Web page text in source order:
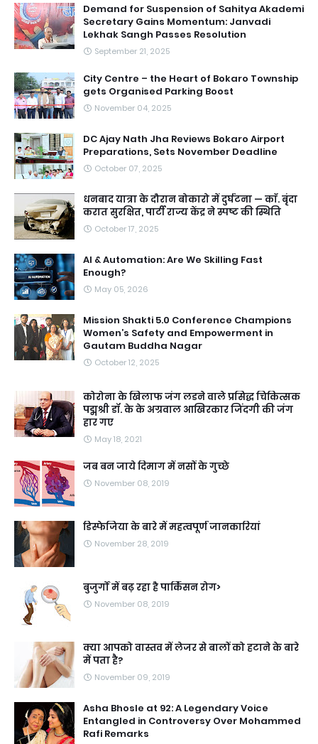
Demand for Suspension of Sahitya Akademi
Secretary Gains Momentum: Janvadi
Lekhak Sangh Passes Resolution
September 21, 2025
City Centre – the Heart of Bokaro Township
gets Organised Parking Boost
November 04, 2025
DC Ajay Nath Jha Reviews Bokaro Airport
Preparations, Sets November Deadline
October 07, 2025
धनबाद यात्रा के दौरान बोकारो में दुर्घटना — काॅ. बृंदा
करात सुरक्षित, पार्टी राज्य केंद्र ने स्पष्ट की स्थिति
October 17, 2025
AI & Automation: Are We Skilling Fast
Enough?
May 05, 2026
Mission Shakti 5.0 Conference Champions
Women’s Safety and Empowerment in
Gautam Buddha Nagar
October 12, 2025
कोरोना के खिलाफ जंग लडने वाले प्रसिद्ध चिकित्सक
पद्मश्री डॉ. के के अग्रवाल आखिरकार जिंदगी की जंग
हार गए
May 18, 2021
जब बन जाये दिमाग में नसों के गुच्छे
November 08, 2019
डिस्फेजिया के बारे में महत्वपूर्ण जानकारियां
November 28, 2019
बुजुर्गों में बढ़ रहा है पार्किंसन रोग>
November 08, 2019
क्या आपको वास्तव में लेजर से बालों को हटाने के बारे
में पता है?
November 09, 2019
Asha Bhosle at 92: A Legendary Voice
Entangled in Controversy Over Mohammed
Rafi Remarks